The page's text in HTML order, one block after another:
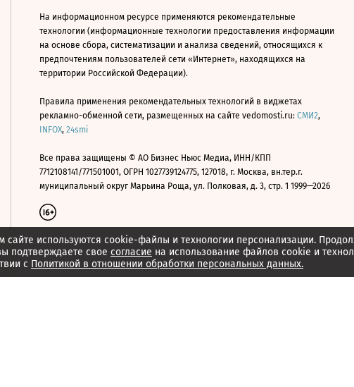
сайте используются cookie-файлы и технологии персонализации.
подтверждаете свое согласие на использование файлов cookie и
с Политикой в отношении обработки персональных данных.
На информационном ресурсе применяются рекомендательные
технологии (информационные технологии предоставления информации
на основе сбора, систематизации и анализа сведений, относящихся к
предпочтениям пользователей сети «Интернет», находящихся на
территории Российской Федерации).
Правила применения рекомендательных технологий в виджетах
рекламно-обменной сети, размещенных на сайте vedomosti.ru: СМИ2,
INFOX, 24smi
Все права защищены © АО Бизнес Ньюс Медиа, ИНН/КПП
7712108141/771501001, ОГРН 1027739124775, 127018, г. Москва, вн.тер.г.
муниципальный округ Марьина Роща, ул. Полковая, д. 3, стр. 1 1999—2026